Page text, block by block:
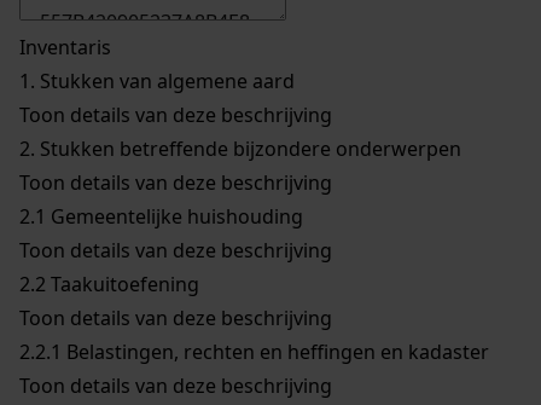
Inventaris
1. Stukken van algemene aard
Toon details van deze beschrijving
2. Stukken betreffende bijzondere onderwerpen
Toon details van deze beschrijving
2.1 Gemeentelijke huishouding
Toon details van deze beschrijving
2.2 Taakuitoefening
Toon details van deze beschrijving
2.2.1 Belastingen, rechten en heffingen en kadaster
Toon details van deze beschrijving